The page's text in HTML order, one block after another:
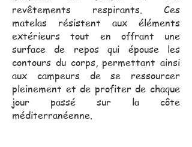
revêtements respirants. Ces
matelas résistent aux éléments
extérieurs tout en offrant une
surface de repos qui épouse les
contours du corps, permettant ainsi
aux campeurs de se ressourcer
pleinement et de profiter de chaque
jour passé sur la côte
méditerranéenne.